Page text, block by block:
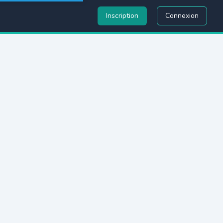
Inscription Connexion